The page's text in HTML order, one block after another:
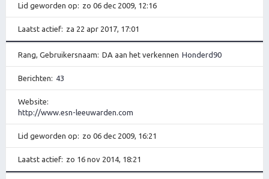
Lid geworden op zo 06 dec 2009, 12:16
Laatst actief za 22 apr 2017, 17:01
Rang, Gebruikersnaam DA aan het verkennen Honderd90
Berichten 43
Website
http://www.esn-leeuwarden.com
Lid geworden op zo 06 dec 2009, 16:21
Laatst actief zo 16 nov 2014, 18:21